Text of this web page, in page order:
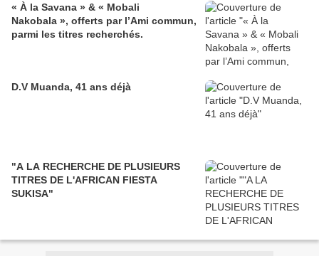
« À la Savana » & « Mobali
Nakobala », offerts par l’Ami commun,
parmi les titres recherchés.
D.V Muanda, 41 ans déjà
"A LA RECHERCHE DE PLUSIEURS
TITRES DE L'AFRICAN FIESTA
SUKISA"